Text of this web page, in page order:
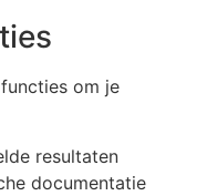
om je
resultaten
documentatie